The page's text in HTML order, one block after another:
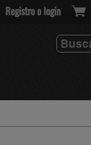
Registro o login